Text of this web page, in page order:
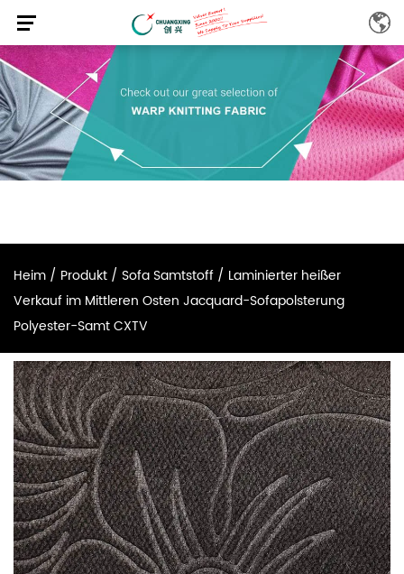
Heim / Produkt / Sofa Samtstoff / Laminierter heißer
Verkauf im Mittleren Osten Jacquard-Sofapolsterung
Polyester-Samt CXTV